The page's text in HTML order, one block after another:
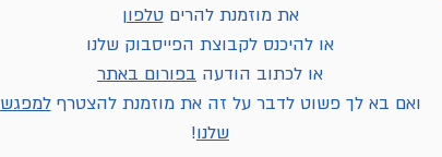
את מוזמנת להריםטלפון
או להיכנס לקבוצת הפייסבוק שלנו
או לכתוב הודעה בפורום באתר
ואם בא לך פשוט לדבר על זה את מוזמנת להצטרףלמפגש
שלנו!